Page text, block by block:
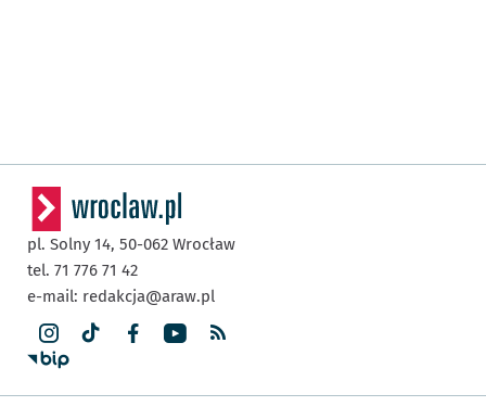
pl. Solny 14, 50-062 Wrocław
tel. 71 776 71 42
e-mail: redakcja@araw.pl